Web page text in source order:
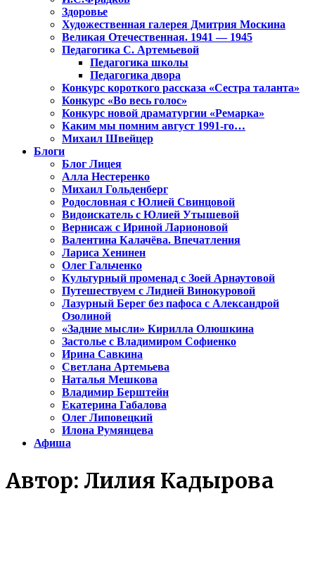
Здоровье
Художественная галерея Дмитрия Москина
Великая Отечественная. 1941 — 1945
Педагогика С. Артемьевой
Педагогика школы
Педагогика двора
Конкурс короткого рассказа «Сестра таланта»
Конкурс «Во весь голос»
Конкурс новой драматургии «Ремарка»
Каким мы помним август 1991-го…
Михаил Швейцер
Блоги
Блог Лицея
Алла Нестеренко
Михаил Гольденберг
Родословная с Юлией Свинцовой
Видоискатель с Юлией Утышевой
Вернисаж с Ириной Ларионовой
Валентина Калачёва. Впечатления
Лариса Хенинен
Олег Гальченко
Культурный променад с Зоей Арнаутовой
Путешествуем с Лидией Винокуровой
Лазурный Берег без пафоса с Александрой
Озолиной
«Задние мысли» Кирилла Олюшкина
Застолье с Владимиром Софиенко
Ирина Савкина
Светлана Артемьева
Наталья Мешкова
Владимир Берштейн
Екатерина Габалова
Олег Липовецкий
Илона Румянцева
Афиша
Автор: Лилия Кадырова